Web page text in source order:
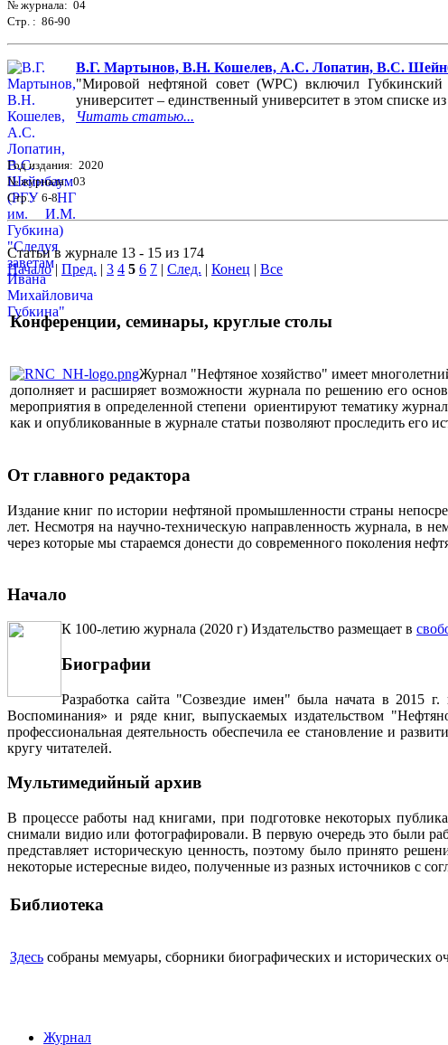
№ журнала: 04
Стр. : 86-90
В.Г. Мартынов, В.Н. Кошелев, А.С. Лопатин, В.С.
"Мировой нефтяной совет (WPC) включил
университет – единственный университет в этом списке
Читать статью...
Год издания: 2020
№ журнала: 03
Стр. : 6-8
Статьи в журнале 13 - 15 из 174
Начало| Пред. | 3 4 5 6 7 | След. | Конец | Все
Конференции, семинары, круглые столы
Журнал "Нефтяное хозяйство" имеет
дополняет и расширяет возможности журнала по решению его
мероприятия в определенной степени ориентируют тематику
как и опубликованные в журнале статьи позволяют проследить его
От главного редактора
Издание книг по истории нефтяной промышленности страны
лет. Несмотря на научно-техническую направленность журнала, в
через которые мы стараемся донести до современного поколения
Начало
К 100-летию журнала (2020 г) Издательство размещает в
Биографии
Разработка сайта "Созвездие имен" была начата в 2015
Воспоминания» и ряде книг, выпускаемых издательством
профессиональная деятельность обеспечила ее становление и
кругу читателей.
Мультимедийный архив
В процессе работы над книгами, при подготовке некоторых
снимали видио или фотографировали. В первую очередь это были
представляет историческую ценность, поэтому было принято
некоторые истересные видео, полученные из разных источников с
Библиотека
Здесь собраны мемуары, сборники биографических и исторических
Журнал